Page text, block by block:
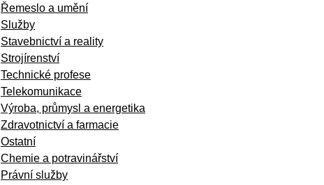
Řemeslo a umění
Služby
Stavebnictví a reality
Strojírenství
Technické profese
Telekomunikace
Výroba, průmysl a energetika
Zdravotnictví a farmacie
Ostatní
Chemie a potravinářství
Právní služby